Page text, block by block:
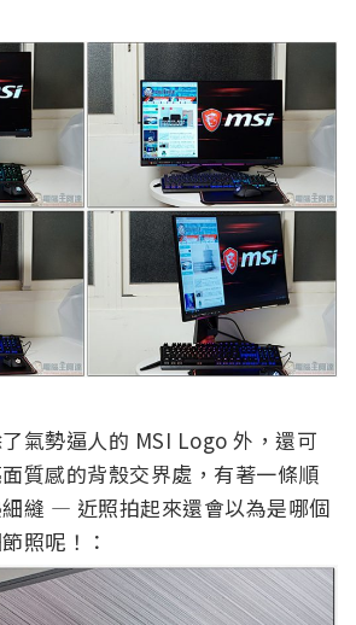
氣勢逼人的 MSI Logo 外，還可
質感的背殼交界處，有著一條順
縫 — 近照拍起來還會以為是哪個
照呢！：